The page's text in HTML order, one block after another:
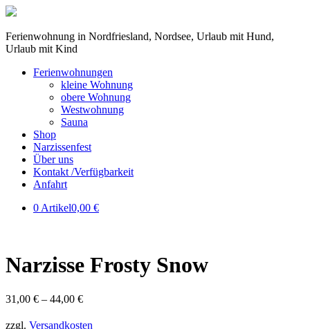
Ferienwohnung in Nordfriesland, Nordsee, Urlaub mit Hund,
Urlaub mit Kind
Ferienwohnungen
kleine Wohnung
obere Wohnung
Westwohnung
Sauna
Shop
Narzissenfest
Über uns
Kontakt /Verfügbarkeit
Anfahrt
0 Artikel0,00 €
Narzisse Frosty Snow
31,00 € – 44,00 €
zzgl. Versandkosten